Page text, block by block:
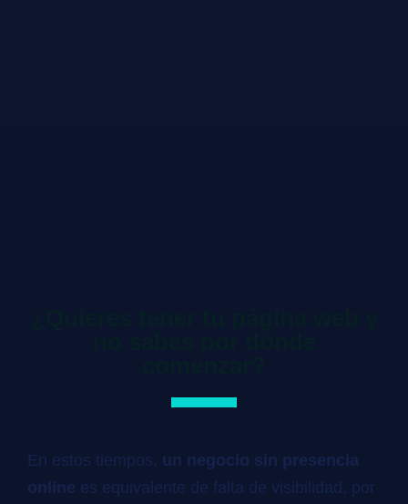
En estos tiempos, un negocio sin presencia
online es equivalente de falta de visibilidad, por